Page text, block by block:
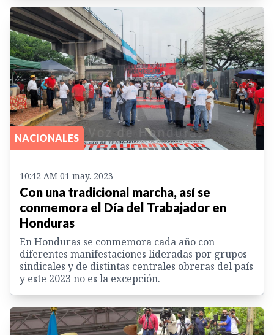
NACIONALES
10:42 AM 01 may. 2023
Con una tradicional marcha, así se
conmemora el Día del Trabajador en
Honduras
En Honduras se conmemora cada año con
diferentes manifestaciones lideradas por grupos
sindicales y de distintas centrales obreras del país
y este 2023 no es la excepción.